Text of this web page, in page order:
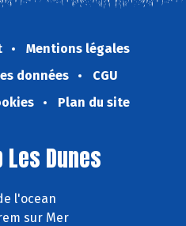
Mentions légales
données
CGU
Plan du site
Dunes
l'ocean
sur Mer